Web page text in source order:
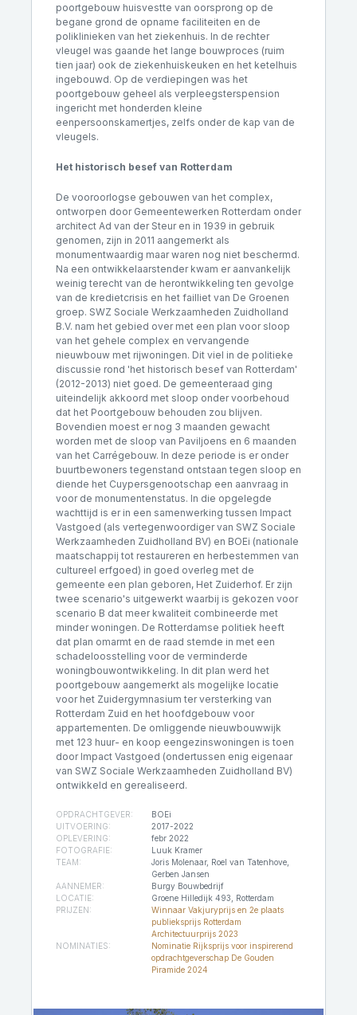
poortgebouw huisvestte van oorsprong op de
begane grond de opname faciliteiten en de
poliklinieken van het ziekenhuis. In de rechter
vleugel was gaande het lange bouwproces (ruim
tien jaar) ook de ziekenhuiskeuken en het ketelhuis
ingebouwd. Op de verdiepingen was het
poortgebouw geheel als verpleegsterspension
ingericht met honderden kleine
eenpersoonskamertjes, zelfs onder de kap van de
vleugels.
Het historisch besef van Rotterdam
De vooroorlogse gebouwen van het complex,
ontworpen door Gemeentewerken Rotterdam onder
architect Ad van der Steur en in 1939 in gebruik
genomen, zijn in 2011 aangemerkt als
monumentwaardig maar waren nog niet beschermd.
Na een ontwikkelaarstender kwam er aanvankelijk
weinig terecht van de herontwikkeling ten gevolge
van de kredietcrisis en het failliet van De Groenen
groep. SWZ Sociale Werkzaamheden Zuidholland
B.V. nam het gebied over met een plan voor sloop
van het gehele complex en vervangende
nieuwbouw met rijwoningen. Dit viel in de politieke
discussie rond 'het historisch besef van Rotterdam'
(2012-2013) niet goed. De gemeenteraad ging
uiteindelijk akkoord met sloop onder voorbehoud
dat het Poortgebouw behouden zou blijven.
Bovendien moest er nog 3 maanden gewacht
worden met de sloop van Paviljoens en 6 maanden
van het Carrégebouw. In deze periode is er onder
buurtbewoners tegenstand ontstaan tegen sloop en
diende het Cuypersgenootschap een aanvraag in
voor de monumentenstatus. In die opgelegde
wachttijd is er in een samenwerking tussen Impact
Vastgoed (als vertegenwoordiger van SWZ Sociale
Werkzaamheden Zuidholland BV) en BOEi (nationale
maatschappij tot restaureren en herbestemmen van
cultureel erfgoed) in goed overleg met de
gemeente een plan geboren, Het Zuiderhof. Er zijn
twee scenario's uitgewerkt waarbij is gekozen voor
scenario B dat meer kwaliteit combineerde met
minder woningen. De Rotterdamse politiek heeft
dat plan omarmt en de raad stemde in met een
schadeloosstelling voor de verminderde
woningbouwontwikkeling. In dit plan werd het
poortgebouw aangemerkt als mogelijke locatie
voor het Zuidergymnasium ter versterking van
Rotterdam Zuid en het hoofdgebouw voor
appartementen. De omliggende nieuwbouwwijk
met 123 huur- en koop eengezinswoningen is toen
door Impact Vastgoed (ondertussen enig eigenaar
van SWZ Sociale Werkzaamheden Zuidholland BV)
ontwikkeld en gerealiseerd.
OPDRACHTGEVER:
BOEi
UITVOERING:
2017-2022
OPLEVERING:
febr 2022
FOTOGRAFIE:
Luuk Kramer
TEAM:
Joris Molenaar, Roel van Tatenhove,
Gerben Jansen
AANNEMER:
Burgy Bouwbedrijf
LOCATIE:
Groene Hilledijk 493, Rotterdam
PRIJZEN:
Winnaar Vakjuryprijs en 2e plaats
publieksprijs Rotterdam
Architectuurprijs 2023
NOMINATIES:
Nominatie Rijksprijs voor inspirerend
opdrachtgeverschap De Gouden
Piramide 2024